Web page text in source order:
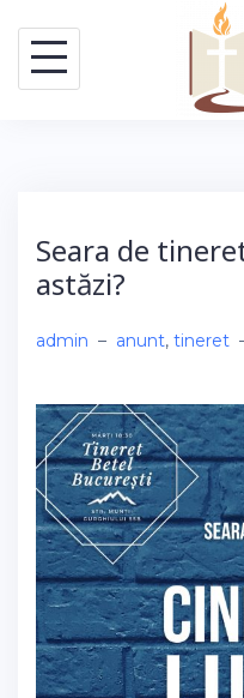
content
Seara de
astăzi?
admin – anunt, tineret